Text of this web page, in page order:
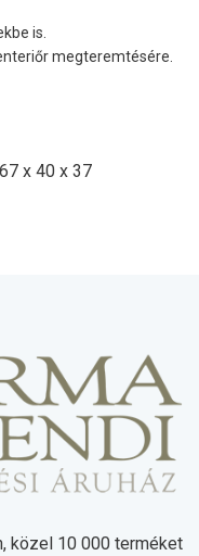
is.
megteremtésére.
67 x 40 x 37
közel 10 000 terméket